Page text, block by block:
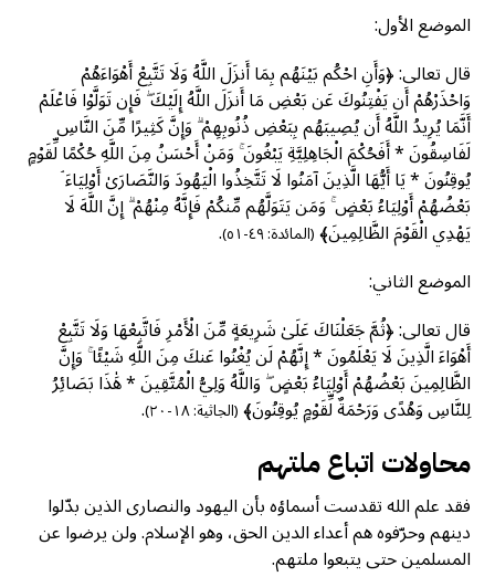
الموضع الأول:
قال تعالى: ﴿وَأَنِ احْكُم بَيْنَهُم بِمَا أَنزَلَ اللَّهُ وَلَا تَتَّبِعْ أَهْوَاءَهُمْ
وَاحْذَرْهُمْ أَن يَفْتِنُوكَ عَن بَعْضِ مَا أَنزَلَ اللَّهُ إِلَيْكَ ۖ فَإِن تَوَلَّوْا فَاعْلَمْ
أَنَّمَا يُرِيدُ اللَّهُ أَن يُصِيبَهُم بِبَعْضِ ذُنُوبِهِمْ ۗ وَإِنَّ كَثِيرًا مِّنَ النَّاسِ
لَفَاسِقُونَ * أَفَحُكْمَ الْجَاهِلِيَّةِ يَبْغُونَ ۚ وَمَنْ أَحْسَنُ مِنَ اللَّهِ حُكْمًا لِّقَوْمٍ
يُوقِنُونَ * يَا أَيُّهَا الَّذِينَ آمَنُوا لَا تَتَّخِذُوا الْيَهُودَ وَالنَّصَارَىٰ أَوْلِيَاءَ ۘ
بَعْضُهُمْ أَوْلِيَاءُ بَعْضٍ ۚ وَمَن يَتَوَلَّهُم مِّنكُمْ فَإِنَّهُ مِنْهُمْ ۗ إِنَّ اللَّهَ لَا
يَهْدِي الْقَوْمَ الظَّالِمِينَ﴾(المائدة: ٤٩-٥١)
.
الموضع الثاني:
قال تعالى: ﴿ثُمَّ جَعَلْنَاكَ عَلَىٰ شَرِيعَةٍ مِّنَ الْأَمْرِ فَاتَّبِعْهَا وَلَا تَتَّبِعْ
أَهْوَاءَ الَّذِينَ لَا يَعْلَمُونَ * إِنَّهُمْ لَن يُغْنُوا عَنكَ مِنَ اللَّهِ شَيْئًا ۚ وَإِنَّ
الظَّالِمِينَ بَعْضُهُمْ أَوْلِيَاءُ بَعْضٍ ۖ وَاللَّهُ وَلِيُّ الْمُتَّقِينَ * هَٰذَا بَصَائِرُ
لِلنَّاسِ وَهُدًى وَرَحْمَةٌ لِّقَوْمٍ يُوقِنُونَ﴾(الجاثية: ١٨-٢٠) .
محاولات اتباع ملتهم
فقد علم الله تقدست أسماؤه بأن اليهود والنصارى الذين بدّلوا
دينهم وحرّفوه هم أعداء الدين الحق، وهو الإسلام. ولن يرضوا عن
المسلمين حتى يتبعوا ملتهم.